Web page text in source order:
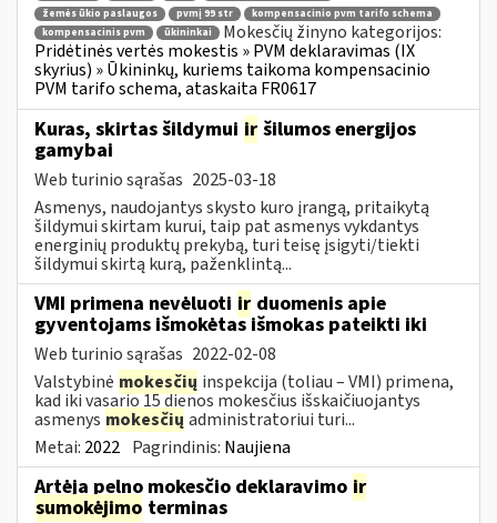
žemės ūkio paslaugos
pvmį 99 str
kompensacinio pvm tarifo schema
kompensacinis pvm
ūkininkai
Mokesčių žinyno kategorijos:
Pridėtinės vertės mokestis » PVM deklaravimas (IX
skyrius) » Ūkininkų, kuriems taikoma kompensacinio
PVM tarifo schema, ataskaita FR0617
Kuras, skirtas šildymui ir šilumos energijos
gamybai
Web turinio sąrašas 2025-03-18
Asmenys, naudojantys skysto kuro įrangą, pritaikytą
šildymui skirtam kurui, taip pat asmenys vykdantys
energinių produktų prekybą, turi teisę įsigyti/tiekti
šildymui skirtą kurą, paženklintą...
VMI primena nevėluoti ir duomenis apie
gyventojams išmokėtas išmokas pateikti iki
Web turinio sąrašas 2022-02-08
Valstybinė mokesčių inspekcija (toliau – VMI) primena,
kad iki vasario 15 dienos mokesčius išskaičiuojantys
asmenys mokesčių administratoriui turi...
Metai: 2022 Pagrindinis: Naujiena
Artėja pelno mokesčio deklaravimo ir
sumokėjimo terminas